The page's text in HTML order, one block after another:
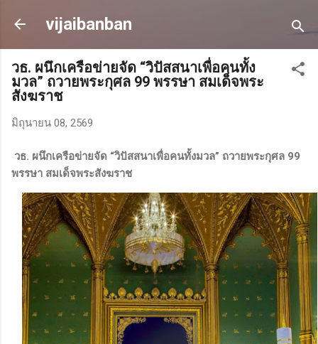
ข้ามไปที่เนื้อหาหลัก
vijaibanban
วธ. ผนึกเครือข่ายจัด “วิปัสสนาเพื่อคนทั้ง
มวล” ถวายพระกุศล 99 พรรษา สมเด็จพระ
สังฆราช
มิถุนายน 08, 2569
วธ. ผนึกเครือข่ายจัด “วิปัสสนาเพื่อคนทั้งมวล” ถวายพระกุศล 99
พรรษา สมเด็จพระสังฆราช